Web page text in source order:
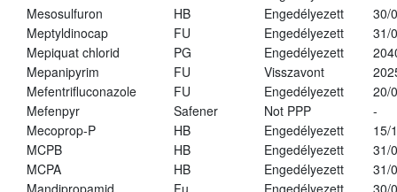
Mesosulfuron
HB Engedélyezett
30/
Meptyldinocap
FU Engedélyezett
31/
Mepiquat chlorid
PG Engedélyezett
Mepanipyrim
FU Visszavont
Mefentrifluconazole
FU Engedélyezett
20/
Mefenpyr
Safener Not PPP
-
Mecoprop-P
HB Engedélyezett
15/
MCPB
HB Engedélyezett
31/
MCPA
HB Engedélyezett
31/